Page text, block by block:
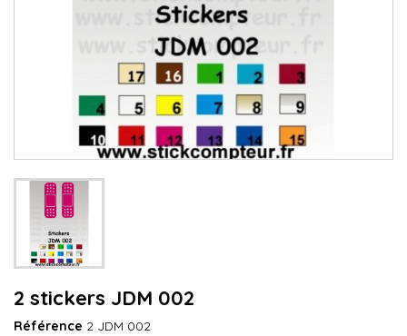
2 stickers JDM 002
Référence 2 JDM 002